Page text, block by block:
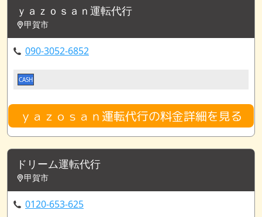
ｙａｚｏｓａｎ運転代行
甲賀市
090-3052-6852
CASH
ｙａｚｏｓａｎ運転代行の料金詳細を見る
ドリーム運転代行
甲賀市
0120-653-625